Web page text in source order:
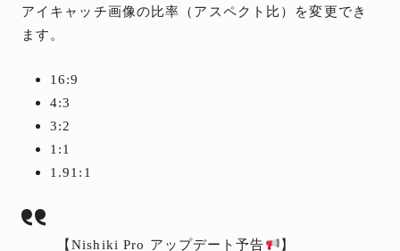
アイキャッチ画像の比率（アスペクト比）を変更でき
ます。
16:9
4:3
3:2
1:1
1.91:1
【Nishiki Pro アップデート予告 】